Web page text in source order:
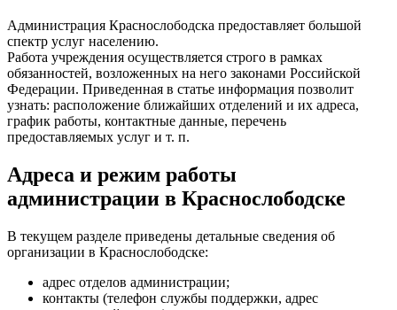
Администрация Краснослободска предоставляет большой
спектр услуг населению.
Работа учреждения осуществляется строго в рамках
обязанностей, возложенных на него законами Российской
Федерации. Приведенная в статье информация позволит
узнать: расположение ближайших отделений и их адреса,
график работы, контактные данные, перечень
предоставляемых услуг и т. п.
Адреса и режим работы
администрации в Краснослободске
В текущем разделе приведены детальные сведения об
организации в Краснослободске:
адрес отделов администрации;
контакты (телефон службы поддержки, адрес